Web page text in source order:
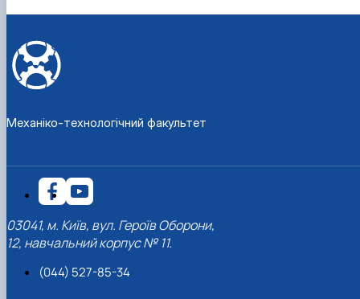
Механіко-технологічний факультет
03041, м. Київ, вул. Героїв Оборони,
12, навчальний корпус № 11.
(044) 527-85-34